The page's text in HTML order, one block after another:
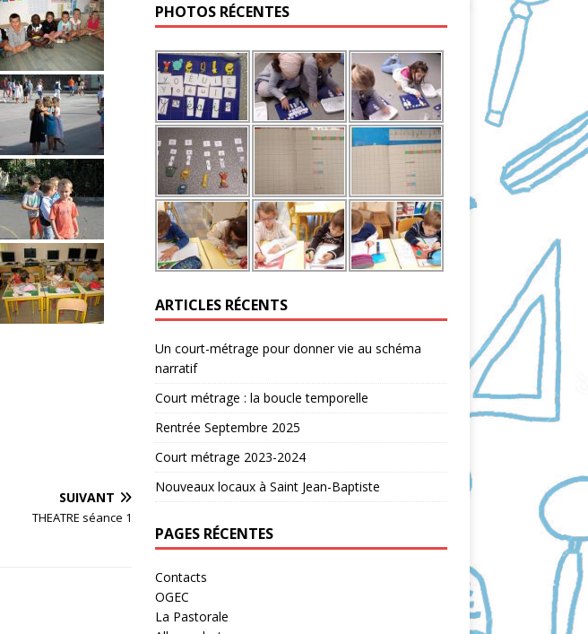
SUIVANT
THEATRE séance 1
PHOTOS RÉCENTES
ARTICLES RÉCENTS
Un court-métrage pour donner vie au schéma
narratif
Court métrage : la boucle temporelle
Rentrée Septembre 2025
Court métrage 2023-2024
Nouveaux locaux à Saint Jean-Baptiste
PAGES RÉCENTES
Contacts
OGEC
La Pastorale